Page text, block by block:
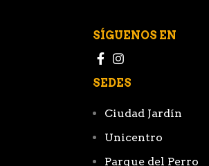
SÍGUENOS EN
SEDES
Ciudad Jardín
Unicentro
Parque del Perro